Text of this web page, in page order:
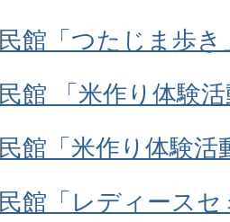
館「つたじま歩き
館 「米作り体験
館「米作り体験活
館「レディース